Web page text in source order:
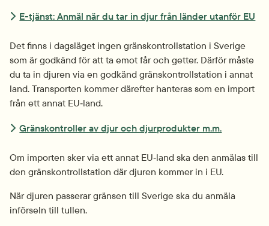
E-tjänst: Anmäl när du tar in djur från länder utanför EU
Det finns i dagsläget ingen gränskontroll­station i Sverige
som är godkänd för att ta emot får och getter. Därför måste
du ta in djuren via en godkänd gränskontroll­station i annat
land. Transporten kommer därefter hanteras som en import
från ett annat EU‑land.
Gränskontroller av djur och djurprodukter m.m.
Om importen sker via ett annat EU‑land ska den anmälas till
den gränskontroll­station där djuren kommer in i EU.
När djuren passerar gränsen till Sverige ska du anmäla
införseln till tullen.